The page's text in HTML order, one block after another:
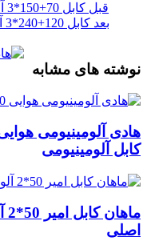
قبل کابل 70+150*3 آلومینیومی پیشرو یزد قیمت خرید
بعد
نوشته های مشابه
کابل آلومینیومی
اصلی